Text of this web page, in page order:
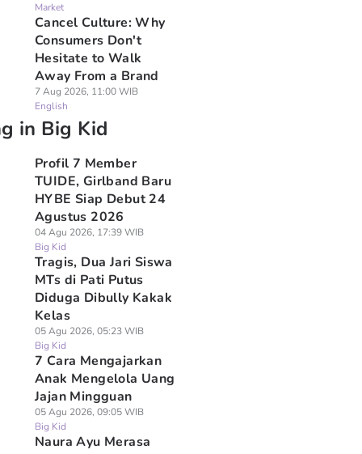
Market
Cancel Culture: Why
Consumers Don't
Hesitate to Walk
Away From a Brand
7 Aug 2026, 11:00 WIB
English
in Big Kid
Profil 7 Member
TUIDE, Girlband Baru
HYBE Siap Debut 24
Agustus 2026
04 Agu 2026, 17:39 WIB
Big Kid
Tragis, Dua Jari Siswa
MTs di Pati Putus
Diduga Dibully Kakak
Kelas
05 Agu 2026, 05:23 WIB
Big Kid
7 Cara Mengajarkan
Anak Mengelola Uang
Jajan Mingguan
05 Agu 2026, 09:05 WIB
Big Kid
Naura Ayu Merasa